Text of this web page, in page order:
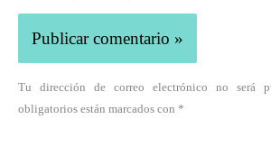
Tu dirección de correo electrónico no será
obligatorios están marcados con *